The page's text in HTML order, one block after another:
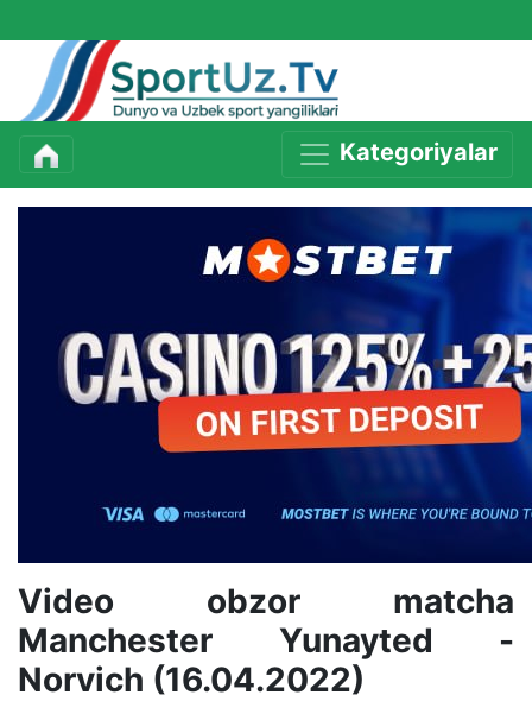
Kategoriyalar
Video obzor matcha
Manchester Yunayted -
Norvich (16.04.2022)